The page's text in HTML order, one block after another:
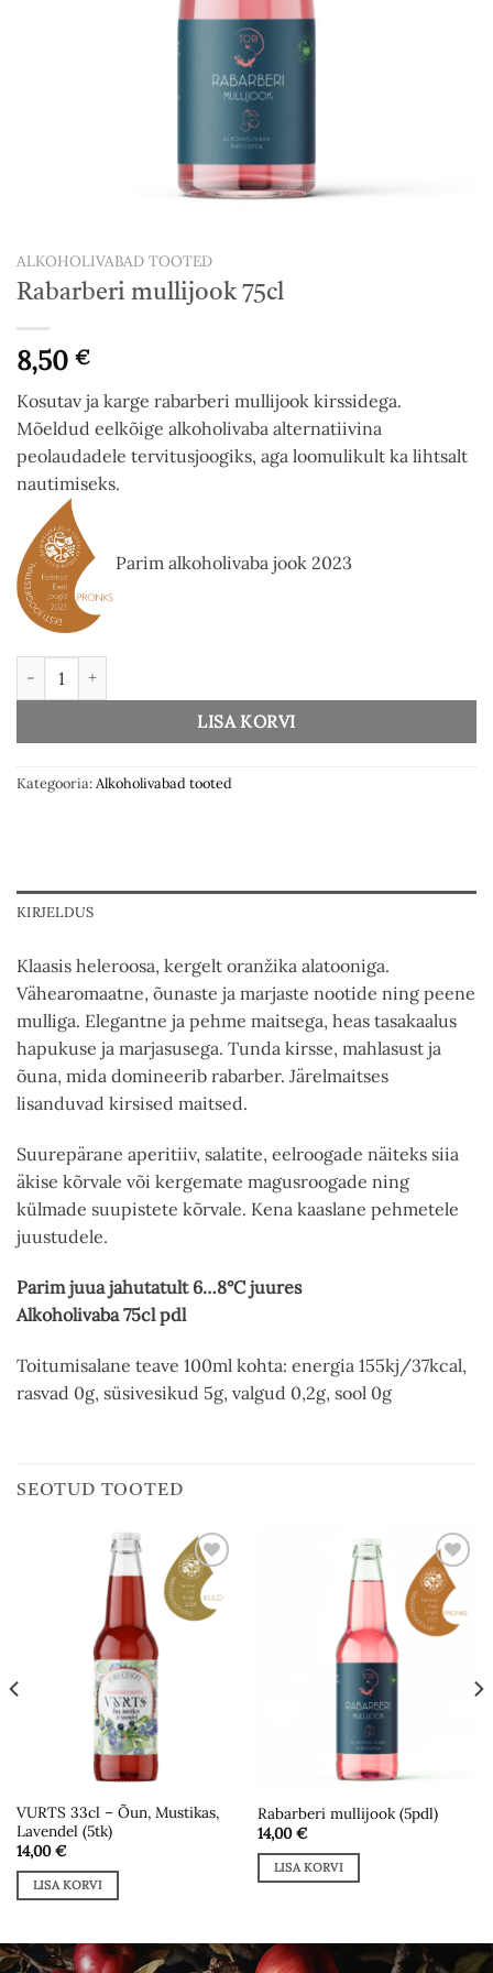
ALKOHOLIVABAD TOOTED
Rabarberi mullijook 75cl
8,50 €
Kosutav ja karge rabarberi mullijook kirssidega.
Mõeldud eelkõige alkoholivaba alternatiivina
peolaudadele tervitusjoogiks, aga loomulikult ka lihtsalt
nautimiseks.
Parim alkoholivaba jook 2023
Rabarberi mullijook 75cl kogus
LISA KORVI
Kategooria:Alkoholivabad tooted
KIRJELDUS
Klaasis heleroosa, kergelt oranžika alatooniga.
Vähearomaatne, õunaste ja marjaste nootide ning peene
mulliga. Elegantne ja pehme maitsega, heas tasakaalus
hapukuse ja marjasusega. Tunda kirsse, mahlasust ja
õuna, mida domineerib rabarber. Järelmaitses
lisanduvad kirsised maitsed.
Suurepärane aperitiiv, salatite, eelroogade näiteks siia
äkise kõrvale või kergemate magusroogade ning
külmade suupistete kõrvale. Kena kaaslane pehmetele
juustudele.
Parim juua jahutatult 6…8°C juures
Alkoholivaba 75cl pdl
Toitumisalane teave 100ml kohta: energia 155kj/37kcal,
rasvad 0g, süsivesikud 5g, valgud 0,2g, sool 0g
SEOTUD TOOTED
Add to
wishlist
VURTS 33cl – Õun, Mustikas,
Lavendel (5tk)
14,00€
LISA KORVI
Add to
wishlist
Rabarberi mullijook (5pdl)
14,00€
LISA KORVI